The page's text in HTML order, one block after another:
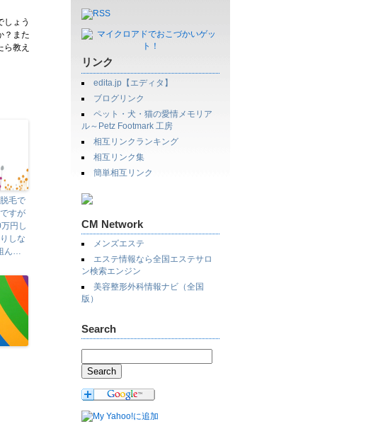
リンク
edita.jp【エディタ】
ブログリンク
ペット・犬・猫の愛情メモリア
ル～Petz Footmark 工房
相互リンクランキング
相互リンク集
簡単相互リンク
CM Network
メンズエステ
エステ情報なら全国エステサロ
ン検索エンジン
美容整形外科情報ナビ（全国
版）
Search
しょう
？また
教え
毛で
すが
円し
しな
ん…